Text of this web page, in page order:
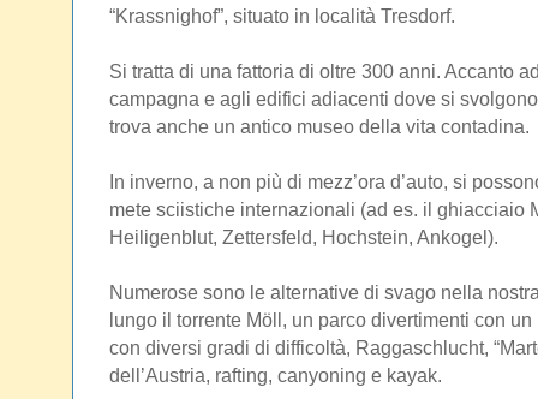
“Krassnighof”, situato in località Tresdorf.
Si tratta di una fattoria di oltre 300 anni. Accanto
campagna e agli edifici adiacenti dove si
trova anche un antico museo della vita contadina.
In inverno, a non più di mezz’ora d’auto, si
mete sciistiche internazionali (ad es. il ghiacciaio
Heiligenblut, Zettersfeld, Hochstein, Ankogel).
Numerose sono le alternative di svago nella
lungo il torrente Möll, un parco divertimenti con
con diversi gradi di difficoltà, Raggaschlucht,
dell’Austria, rafting, canyoning e kayak.